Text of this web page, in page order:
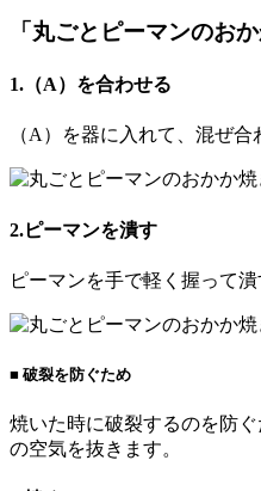
「丸ごとピーマンのお
1.（A）を合わせる
（A）を器に入れて、混ぜ合
2.ピーマンを潰す
ピーマンを手で軽く握って潰
■ 破裂を防ぐため
焼いた時に破裂するのを防
の空気を抜きます。